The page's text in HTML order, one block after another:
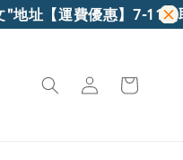
【運費優惠】7-11超取滿